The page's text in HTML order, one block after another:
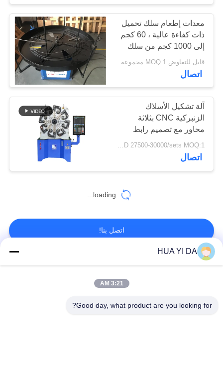
معدات إطعام سلك تحميل
ذات كفاءة عالية ، 60 كجم
إلى 1000 كجم من سلك
إزالة الملفات
قابل للتفاوض MOQ:1 مجموعة
اتصال
آلة تشكيل الأسلاك
الزنبركية CNC بثلاثة
محاور مع تصميم رابط
الروك
USD 27500-30000/sets MOQ:1 مجموعة
اتصال
loading...
اتصل بنا!
فئات شعبية
التصنيع باستخدام
HUA YI DA
3:21 AM
Good day, what product are you looking for?